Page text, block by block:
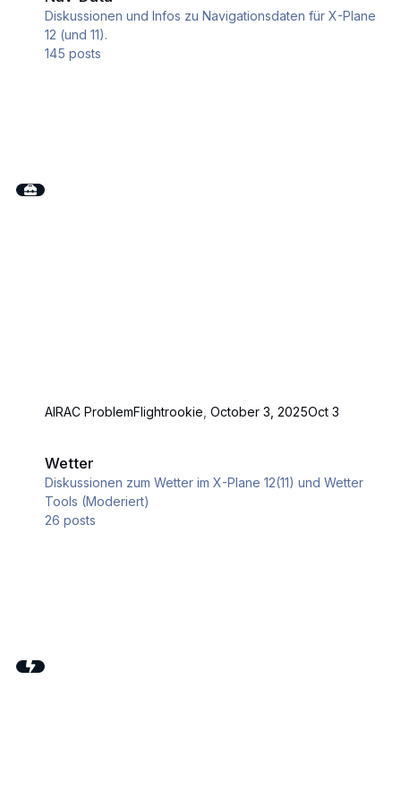
Diskussionen und Infos zu Navigationsdaten für X-Plane
12 (und 11).
145 posts
AIRAC ProblemFlightrookie,October 3, 2025Oct 3
Wetter
Diskussionen zum Wetter im X-Plane 12(11) und Wetter
Tools (Moderiert)
26 posts